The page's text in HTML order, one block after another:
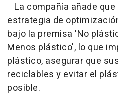
La compañía añade
estrategia de
bajo la premisa 'No
Menos plástico', lo que
plástico, asegurar que
reciclables y evitar el
posible.